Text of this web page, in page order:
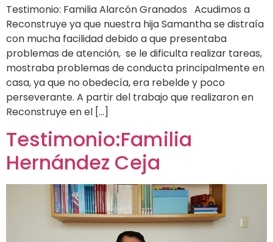
Testimonio: Familia Alarcón Granados Acudimos a
Reconstruye ya que nuestra hija Samantha se distraía
con mucha facilidad debido a que presentaba
problemas de atención, se le dificulta realizar tareas,
mostraba problemas de conducta principalmente en
casa, ya que no obedecía, era rebelde y poco
perseverante. A partir del trabajo que realizaron en
Reconstruye en el […]
Testimonio:Familia
Hernández Ceja